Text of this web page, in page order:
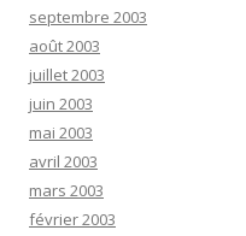
septembre 2003
août 2003
juillet 2003
juin 2003
mai 2003
avril 2003
mars 2003
février 2003